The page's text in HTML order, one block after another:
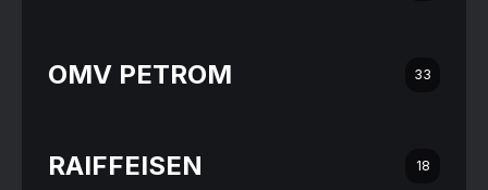
OMV PETROM 33
RAIFFEISEN 18